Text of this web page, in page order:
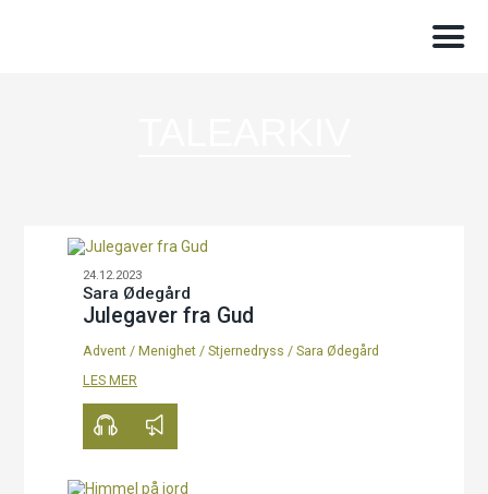
24.12.2023
Sara Ødegård
Julegaver fra Gud
00:00
Advent/ Menighet/ Stjernedryss / Sara Ødegård
LES MER